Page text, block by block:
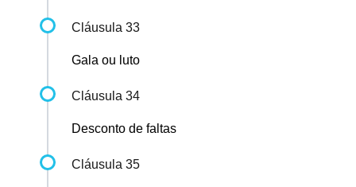
Cláusula 33
Gala ou luto
Cláusula 34
Desconto de faltas
Cláusula 35